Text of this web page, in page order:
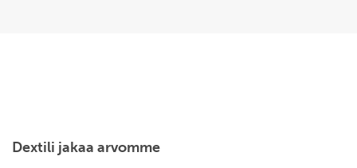
Dextili jakaa arvomme